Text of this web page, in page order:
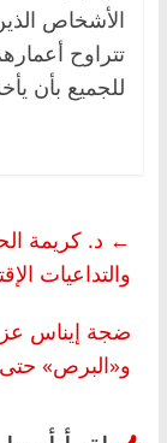
الأشخاص
للجميع بأن
← د. كريمة
والتداعيات
ضجة إيناس عز
و«البرص» حتى